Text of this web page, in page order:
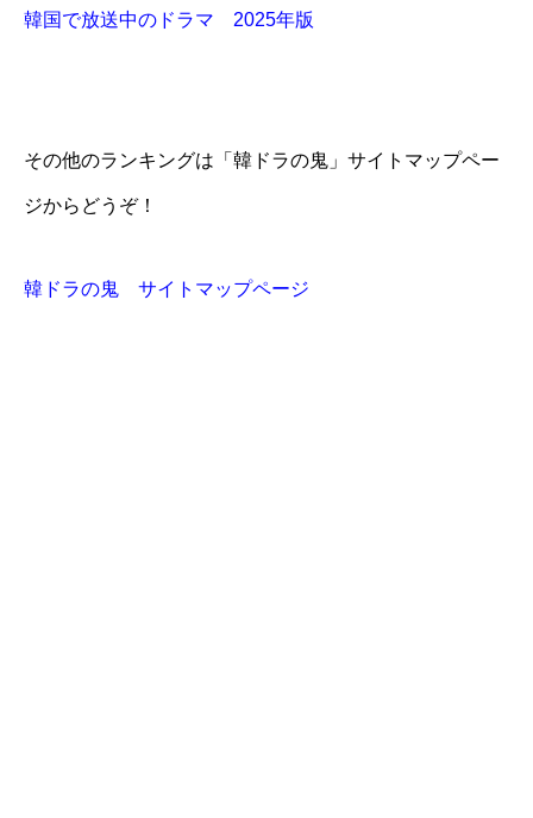
韓国で放送中のドラマ 2025年版
その他のランキングは「韓ドラの鬼」サイトマップペー
ジからどうぞ！
韓ドラの鬼 サイトマップページ